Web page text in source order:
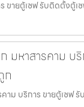
ขายตู้เซฟ รับติดตั้งตู้
มหาสารคาม บ
ก
าม บริการ ขายตู้เซ